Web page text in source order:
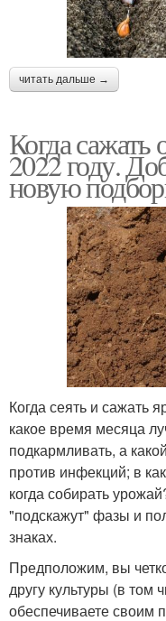
читать дальше →
Когда
2022 году.
новую
Когда сеять и сажать
какое время месяца
подкармливать, а
против инфекций; в
когда собирать
"подскажут" фазы и
знаках.
Предположим, вы
другу культуры (в том
обеспечиваете своим